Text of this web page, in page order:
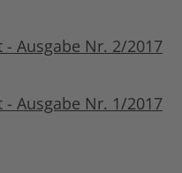
Ausgabe Nr. 2/2017
Ausgabe Nr. 1/2017